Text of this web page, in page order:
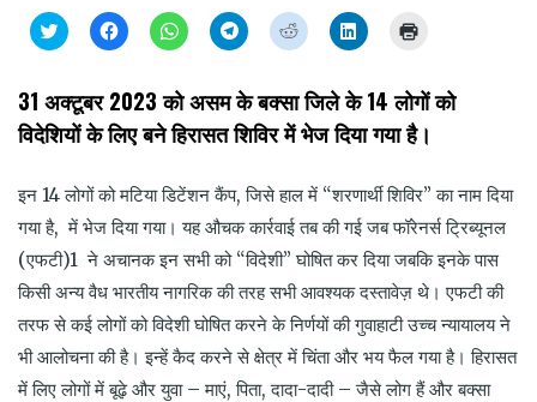
Click
to
(Opens
new
Click
to
Facebook
(Opens
in
new
window)
Click
to
WhatsApp
(Opens
in
new
window)
Click
to
Telegram
(Opens
in
new
window)
Click
to
Reddit
(Opens
in
new
window)
Click
to
LinkedIn
(Opens
new
in
new
31 अक्टूबर 2023 को असम के बक्सा जिले के 14 लोगों को
विदेशियों के लिए बने हिरासत शिविर में भेज दिया गया है।
इन 14 लोगों को मटिया डिटेंशन कैंप, जिसे हाल में “शरणार्थी शिविर” का नाम दिया
गया है, में भेज दिया गया। यह औचक कार्रवाई तब की गई जब फॉरेनर्स ट्रिब्यूनल
(एफटी)1 ने अचानक इन सभी को “विदेशी” घोषित कर दिया जबकि इनके पास
किसी अन्य वैध भारतीय नागरिक की तरह सभी आवश्यक दस्तावेज़ थे। एफटी की
तरफ से कई लोगों को विदेशी घोषित करने के निर्णयों की गुवाहाटी उच्च न्यायालय ने
भी आलोचना की है। इन्हें कैद करने से क्षेत्र में चिंता और भय फैल गया है। हिरासत
में लिए लोगों में बूढ़े और युवा – माएं, पिता, दादा-दादी – जैसे लोग हैं और बक्सा